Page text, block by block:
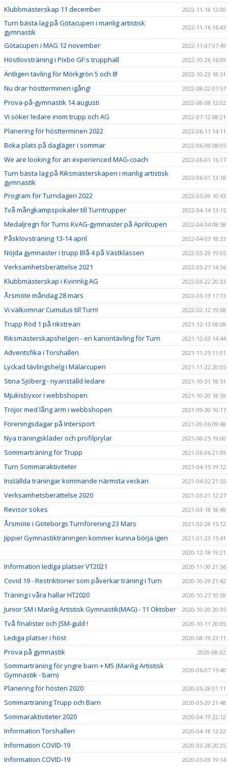
Klubbmästerskap 11 december 2022-11-18 12:00
Turn bästa lag på Götacupen i manlig artistisk
gymnastik
2022-11-16 16:43
Götacupen i MAG 12 november 2022-11-07 07:49
Höstlovsträning i Pixbo GF:s trupphall 2022-10-26 16:09
Äntligen tävling för Mörkgrön 5 och 8! 2022-10-23 18:51
Nu drar höstterminen igång! 2022-08-22 07:57
Prova-på-gymnastik 14 augusti 2022-08-08 12:02
Vi söker ledare inom trupp och AG 2022-07-12 08:21
Planering för höstterminen 2022 2022-06-11 14:11
Boka plats på dagläger i sommar 2022-06-09 08:05
We are looking for an experienced MAG-coach 2022-06-01 16:17
Turn bästa lag på Riksmästerskapen i manlig artistisk
gymnastik
2022-06-01 13:18
Program för Turndagen 2022 2022-05-09 10:43
Två mångkampspokaler till Turntrupper 2022-04-14 13:15
Medaljregn för Turns KvAG-gymnaster på Aprilcupen 2022-04-04 08:58
Påsklovsträning 13-14 april 2022-04-03 18:33
Nöjda gymnaster i trupp Blå 4 på Västklassen 2022-03-29 19:05
Verksamhetsberättelse 2021 2022-03-27 14:36
Klubbmästerskap i Kvinnlig AG 2022-03-22 20:33
Årsmöte måndag 28 mars 2022-03-13 17:13
Vi välkomnar Cumulus till Turn! 2022-02-12 19:08
Trupp Röd 1 på rikstrean 2021-12-13 08:08
Riksmästerskapshelgen - en kanontävling för Turn 2021-12-03 14:44
Adventsfika i Torshallen 2021-11-25 11:01
Lyckad tävlingshelg i Mälarcupen 2021-11-22 20:05
Stina Sjöberg - nyanställd ledare 2021-10-31 18:51
Mjukisbyxor i webbshopen 2021-10-20 18:59
Tröjor med lång ärm i webbshopen 2021-09-30 10:17
Föreningsdagar på Intersport 2021-09-06 09:48
Nya träningskläder och profilprylar 2021-08-25 19:00
Sommarträning för Trupp 2021-06-06 21:09
Turn Sommaraktiviteter 2021-04-15 19:12
Inställda träningar kommande närmsta veckan 2021-04-02 21:55
Verksamhetsberättelse 2020 2021-03-21 12:27
Revisor sökes 2021-03-18 18:49
Årsmöte i Göteborgs Turnförening 23 Mars 2021-02-28 15:12
Jippie! Gymnastikträningen kommer kunna börja igen
2021-01-23 15:41
2020-12-18 19:21
Information lediga platser VT2021 2020-11-30 21:56
Covid 19 - Restriktioner som påverkar träning i Turn 2020-10-29 21:42
Träning i våra hallar HT2020 2020-10-27 10:59
Junior SM i Manlig Artistisk Gymnastik(MAG) - 11 Oktober 2020-10-20 20:35
Två finalister och JSM-guld ! 2020-10-11 20:05
Lediga platser i höst 2020-08-19 23:11
Prova på gymnastik 2020-08-02
Sommarträning för yngre barn + M5 (Manlig Artistisk
Gymnastik - barn)
2020-06-07 15:40
Planering för hösten 2020 2020-05-28 01:11
Sommarträning Trupp och Barn 2020-05-20 21:48
Sommaraktiviteter 2020 2020-04-19 22:12
Information Torshallen 2020-04-18 12:22
Information COVID-19 2020-03-28 20:25
Information COVID-19 2020-03-09 19:14